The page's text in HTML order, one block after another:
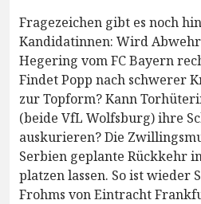
Fragezeichen gibt es noch
Kandidatinnen: Wird
Hegering vom FC Bayern
Findet Popp nach schwerer
zur Topform? Kann
(beide VfL Wolfsburg) ihre
auskurieren? Die
Serbien geplante Rückkehr
platzen lassen. So ist wieder
Frohms von Eintracht